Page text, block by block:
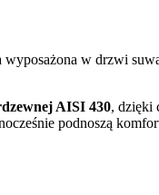
w drzwi
AISI 430, dzięki
podnoszą